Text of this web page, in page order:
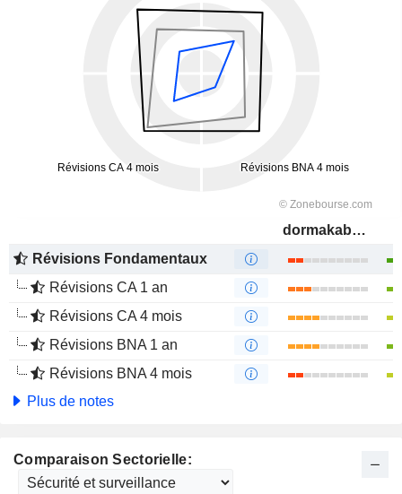
dormakaba Holding AG
Révisions Fondamentaux
Révisions CA 1 an
Révisions CA 4 mois
Révisions BNA 1 an
Révisions BNA 4 mois
Plus de notes
Comparaison Sectorielle: